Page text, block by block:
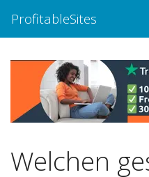
ProfitableSites
Welchen